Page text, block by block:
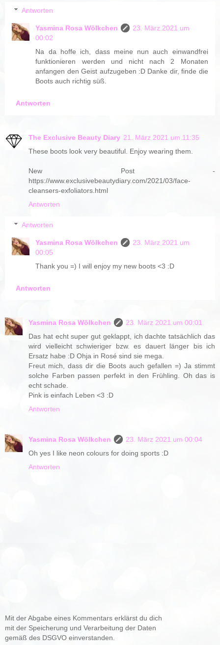
Antworten
Yasmina Rosa Wölkchen
23. März 2021 um
00:02
Na da hoffe ich, dass meine nun auch einwandfrei
funktionieren werden und nicht nach 2 Monaten
anfangen den Geist aufzugeben :D Danke dir, finde die
Boots auch richtig süß.
Antworten
The Exclusive Beauty Diary 21. März 2021 um 11:35
These boots look very beautiful. Enjoy wearing them.
New Post -
https://www.exclusivebeautydiary.com/2021/03/face-
cleansers-exfoliators.html
Antworten
Antworten
Yasmina Rosa Wölkchen
23. März 2021 um
00:05
Thank you =) I will enjoy my new boots <3 :D
Antworten
Yasmina Rosa Wölkchen
23. März 2021 um 00:01
Das hat echt super gut geklappt, ich dachte tatsächlich das
wird vielleicht schwieriger bzw. es dauert länger bis ich
Ersatz habe :D Ohja in Rosé sind sie mega.
Freut mich, dass dir die Boots auch gefallen =) Ja stimmt
solche Farben passen perfekt in den Frühling. Oh das is
echt schade.
Pink is einfach Leben <3 :D
Antworten
Yasmina Rosa Wölkchen
23. März 2021 um 00:04
Oh yes I like neon colours for doing sports :D
Antworten
Mit der Abgabe eines Kommentars erklärst du dich
mit der Speicherung und Verarbeitung der Daten
gemäß des DSGVO einverstanden.